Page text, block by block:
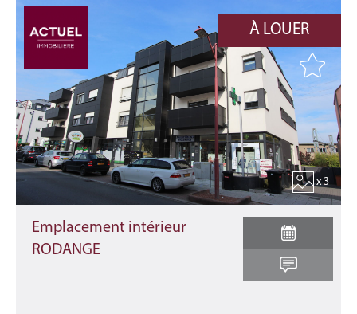
À LOUER
x 3
Emplacement intérieur
RODANGE